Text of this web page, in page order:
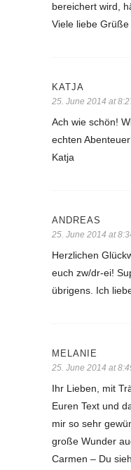
bereichert wird,
Viele liebe
KATJA
25. June 2014 at
Ach wie schön!
echten
Katja
ANDREAS
25. June 2014 at
Herzlichen
euch zw/dr-ei!
übrigens. Ich
MELANIE
25. June 2014 at
Ihr Lieben, mit
Euren Text und
mir so sehr
große Wunder
Carmen – Du